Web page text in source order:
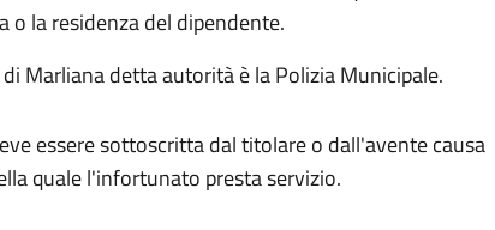
o la residenza del dipendente.
Marliana detta autorità è la Polizia Municipale.
essere sottoscritta dal titolare o dall'avente causa
quale l'infortunato presta servizio.